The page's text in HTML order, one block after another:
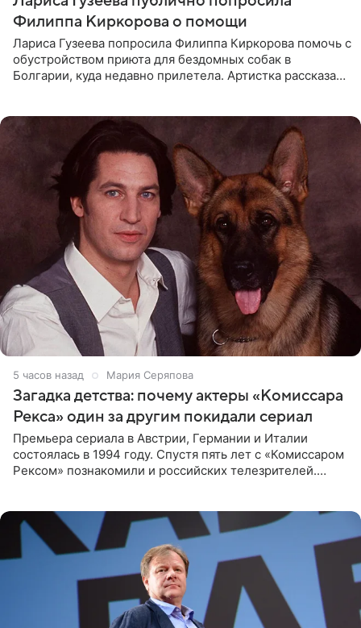
Филиппа Киркорова о помощи
Лариса Гузеева попросила Филиппа Киркорова помочь с
обустройством приюта для бездомных собак в
Болгарии, куда недавно прилетела. Артистка рассказала
5 часов назад Мария Серяпова
Загадка детства: почему актеры «Комиссара
Рекса» один за другим покидали сериал
Премьера сериала в Австрии, Германии и Италии
состоялась в 1994 году. Спустя пять лет с «Комиссаром
Рексом» познакомили и российских телезрителей.